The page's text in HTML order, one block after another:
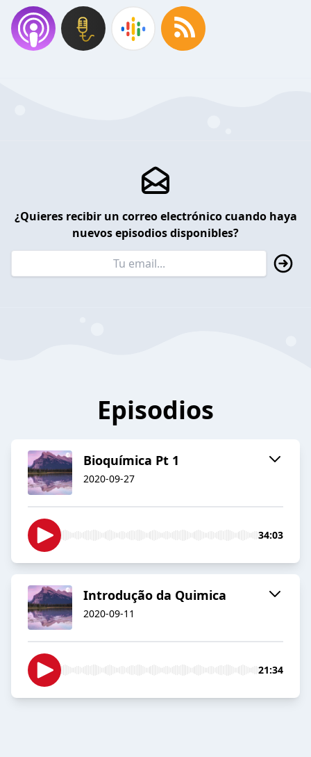
¿Quieres recibir un correo electrónico cuando haya
nuevos episodios disponibles?
Episodios
Bioquímica Pt 1
2020-09-27
34:03
Introdução da Quimica
2020-09-11
21:34